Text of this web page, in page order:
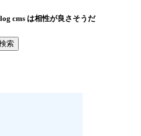
cms は相性が良さそうだ
索